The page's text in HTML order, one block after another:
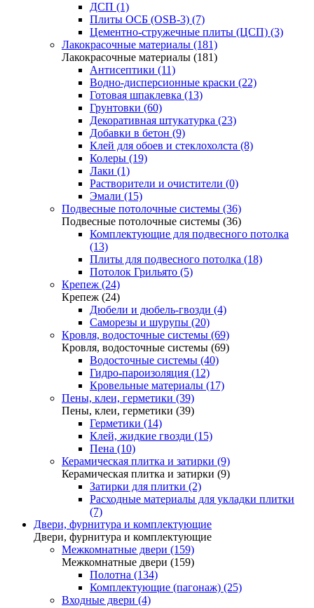
ДСП (1)
Плиты ОСБ (OSB-3) (7)
Цементно-стружечные плиты (ЦСП) (3)
Лакокрасочные материалы (181)
Лакокрасочные материалы (181)
Антисептики (11)
Водно-дисперсионные краски (22)
Готовая шпаклевка (13)
Грунтовки (60)
Декоративная штукатурка (23)
Добавки в бетон (9)
Клей для обоев и стеклохолста (8)
Колеры (19)
Лаки (1)
Растворители и очистители (0)
Эмали (15)
Подвесные потолочные системы (36)
Подвесные потолочные системы (36)
Комплектующие для подвесного потолка
(13)
Плиты для подвесного потолка (18)
Потолок Грильято (5)
Крепеж (24)
Крепеж (24)
Дюбели и дюбель-гвозди (4)
Саморезы и шурупы (20)
Кровля, водосточные системы (69)
Кровля, водосточные системы (69)
Водосточные системы (40)
Гидро-пароизоляция (12)
Кровельные материалы (17)
Пены, клеи, герметики (39)
Пены, клеи, герметики (39)
Герметики (14)
Клей, жидкие гвозди (15)
Пена (10)
Керамическая плитка и затирки (9)
Керамическая плитка и затирки (9)
Затирки для плитки (2)
Расходные материалы для укладки плитки
(7)
Двери, фурнитура и комплектующие
Двери, фурнитура и комплектующие
Межкомнатные двери (159)
Межкомнатные двери (159)
Полотна (134)
Комплектующие (пагонаж) (25)
Входные двери (4)